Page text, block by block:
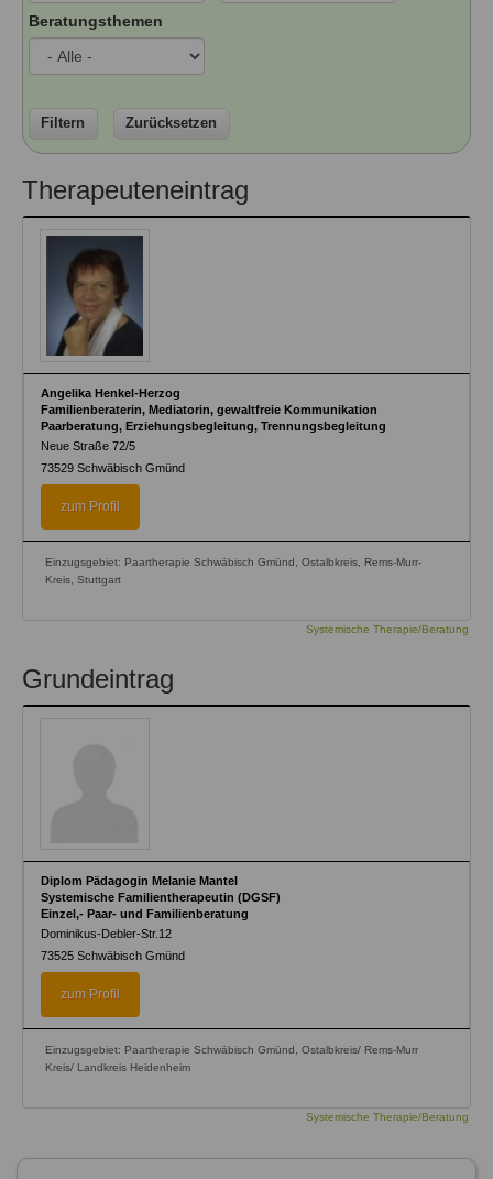
Qualitätssicherung
Qualität unserer Therapeuten
Familienthemen
Veranstaltungen
Seminare und Kurse
Fortbildungen
Ausbildungsinstitute
Information über Qualifikation
Liste der Fachverbände
vergessen?
Anmelden
Sitemap
Links
Formular zur Registrierung
Beratungsthemen
Filtern Zurücksetzen
Therapeuteneintrag
Angelika Henkel-Herzog
Familienberaterin, Mediatorin, gewaltfreie Kommunikation
Paarberatung, Erziehungsbegleitung, Trennungsbegleitung
Neue Straße 72/5
73529 Schwäbisch Gmünd
zum Profil
Einzugsgebiet: Paartherapie Schwäbisch Gmünd, Ostalbkreis, Rems-Murr-
Kreis, Stuttgart
Systemische Therapie/Beratung
Grundeintrag
Diplom Pädagogin Melanie Mantel
Systemische Familientherapeutin (DGSF)
Einzel,- Paar- und Familienberatung
Dominikus-Debler-Str.12
73525 Schwäbisch Gmünd
zum Profil
Einzugsgebiet: Paartherapie Schwäbisch Gmünd, Ostalbkreis/ Rems-Murr
Kreis/ Landkreis Heidenheim
Systemische Therapie/Beratung